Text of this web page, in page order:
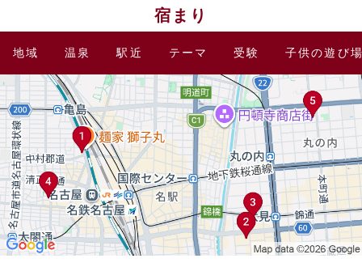
宿まり
地域 温泉 駅近 テーマ 受験 子供の遊び